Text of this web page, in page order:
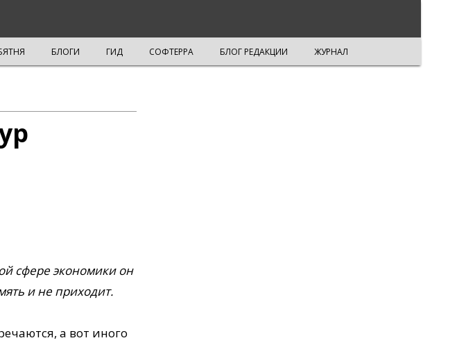
БЛОГИ ГИД СОФТЕРРА БЛОГ РЕДАКЦИИ ЖУРНАЛ
сфере экономики он
и не приходит.
а вот иного